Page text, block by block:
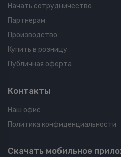
Начать сотрудничество
Партнерам
Производство
Купить в розницу
Публичная оферта
Контакты
Наш офис
Политика конфиденциальности
Скачать мобильное